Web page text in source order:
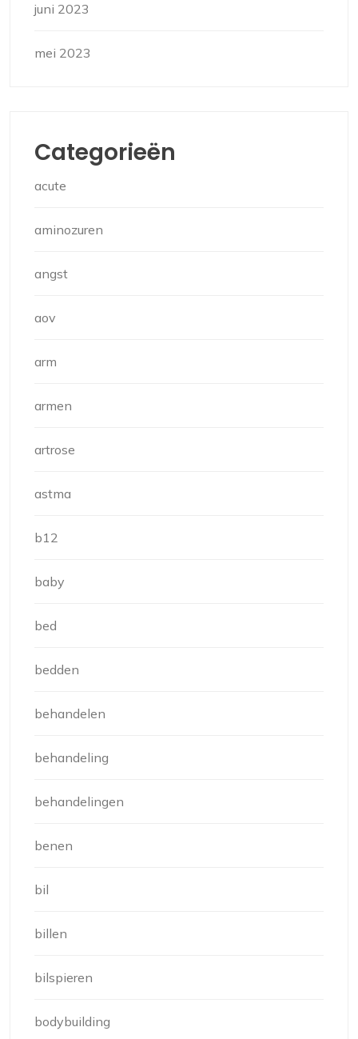
juni 2023
mei 2023
Categorieën
acute
aminozuren
angst
aov
arm
armen
artrose
astma
b12
baby
bed
bedden
behandelen
behandeling
behandelingen
benen
bil
billen
bilspieren
bodybuilding